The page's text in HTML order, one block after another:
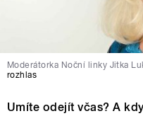
Moderátorka Noční linky Jitka
rozhlas
Umíte odejít včas? A